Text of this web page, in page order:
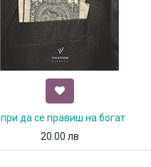
да се правиш на богат
20.00 лв